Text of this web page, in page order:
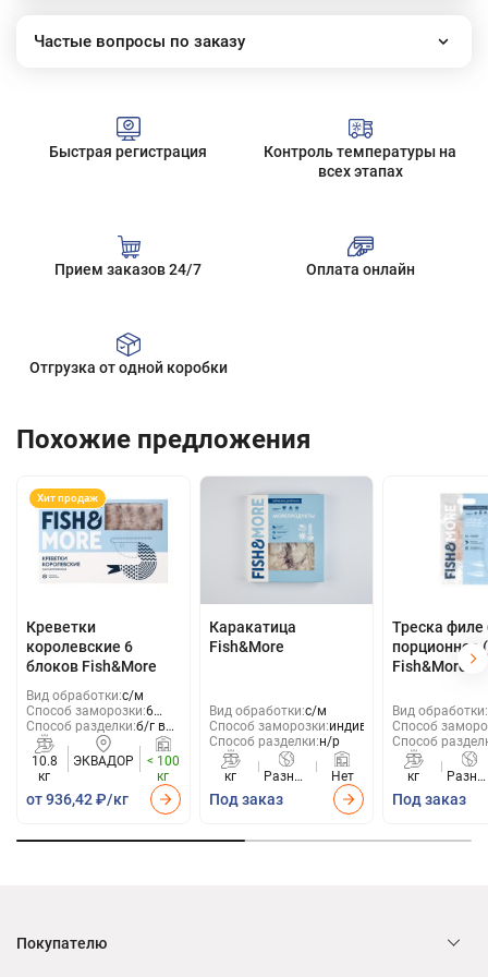
Частые вопросы по заказу
Сколько стоит доставка?
Все вопросы
Быстрая регистрация
Контроль температуры на
всех этапах
Прием заказов 24/7 Оплата онлайн
Отгрузка от одной коробки
Похожие предложения
Хит продаж
Креветки
королевские 6
блоков Fish&More
Вид обработки:с/м
Способ заморозки:6
блоков
Способ разделки:б/г в
панц.
10.8
кг
ЭКВАДОР
< 100
кг
от 936,42 ₽/кг
Каракатица
Fish&More
Вид обработки:с/м
Способ заморозки:индивид
Способ разделки:н/р
кг
Разные
Нет
Под заказ
Треска филе
порционное
Fish&More
Вид обработки:
Способ
Способ
кг
Под заказ
Покупателю